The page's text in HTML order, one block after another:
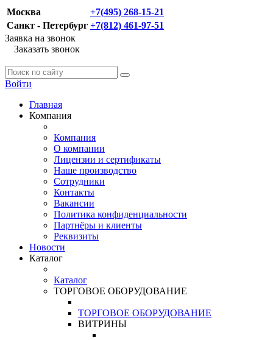
Москва
+7(495) 268-15-21
Санкт - Петербург +7(812) 461-97-51
Заявка на звонок
Заказать звонок
Войти
Главная
Компания
Компания
О компании
Лицензии и сертификаты
Наше производство
Сотрудники
Контакты
Вакансии
Политика конфиденциальности
Партнёры и клиенты
Реквизиты
Новости
Каталог
Каталог
ТОРГОВОЕ ОБОРУДОВАНИЕ
ТОРГОВОЕ ОБОРУДОВАНИЕ
ВИТРИНЫ